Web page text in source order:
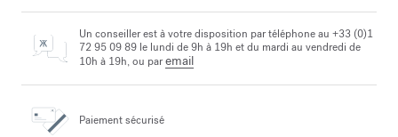
Un conseiller est à votre disposition par téléphone au +33 (0)1
72 95 09 89 le lundi de 9h à 19h et du mardi au vendredi de
10h à 19h, ou paremail
Paiement sécurisé